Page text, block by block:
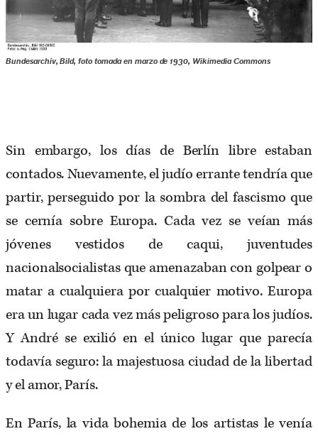
Bundesarchiv, Bild, foto tomada en marzo de 1930, Wikimedia Commons
Sin embargo, los días de Berlín libre estaban
contados. Nuevamente, el judío errante tendría que
partir, perseguido por la sombra del fascismo que
se cernía sobre Europa. Cada vez se veían más
jóvenes vestidos de caqui, juventudes
nacionalsocialistas que amenazaban con golpear o
matar a cualquiera por cualquier motivo. Europa
era un lugar cada vez más peligroso para los judíos.
Y André se exilió en el único lugar que parecía
todavía seguro: la majestuosa ciudad de la libertad
y el amor, París.
En París, la vida bohemia de los artistas le venía